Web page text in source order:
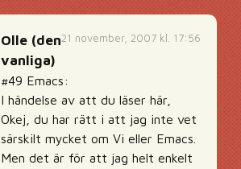
21 november, 2007 kl. 17:56
Olle (den
vanliga)
#49 Emacs:
I händelse av att du läser här,
Okej, du har rätt i att jag inte vet
särskilt mycket om Vi eller Emacs.
Men det är för att jag helt enkelt